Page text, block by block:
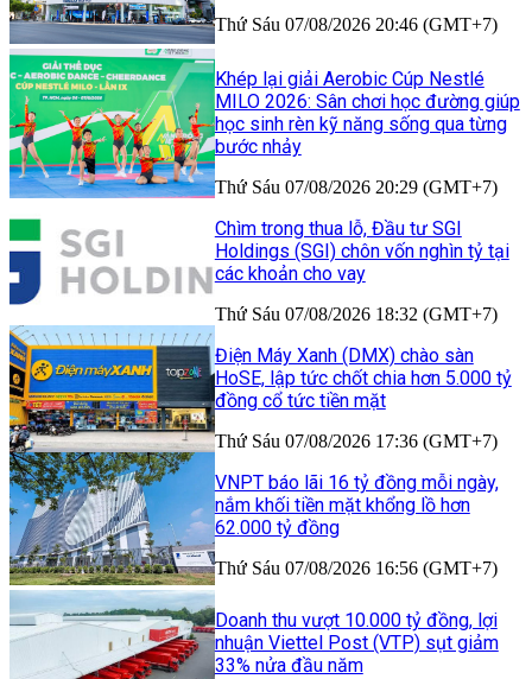
Thứ Sáu 07/08/2026 20:46 (GMT+7)
Khép lại giải Aerobic Cúp Nestlé
MILO 2026: Sân chơi học đường giúp
học sinh rèn kỹ năng sống qua từng
bước nhảy
Thứ Sáu 07/08/2026 20:29 (GMT+7)
Chìm trong thua lỗ, Đầu tư SGI
Holdings (SGI) chôn vốn nghìn tỷ tại
các khoản cho vay
Thứ Sáu 07/08/2026 18:32 (GMT+7)
Điện Máy Xanh (DMX) chào sàn
HoSE, lập tức chốt chia hơn 5.000 tỷ
đồng cổ tức tiền mặt
Thứ Sáu 07/08/2026 17:36 (GMT+7)
VNPT báo lãi 16 tỷ đồng mỗi ngày,
nắm khối tiền mặt khổng lồ hơn
62.000 tỷ đồng
Thứ Sáu 07/08/2026 16:56 (GMT+7)
Doanh thu vượt 10.000 tỷ đồng, lợi
nhuận Viettel Post (VTP) sụt giảm
33% nửa đầu năm